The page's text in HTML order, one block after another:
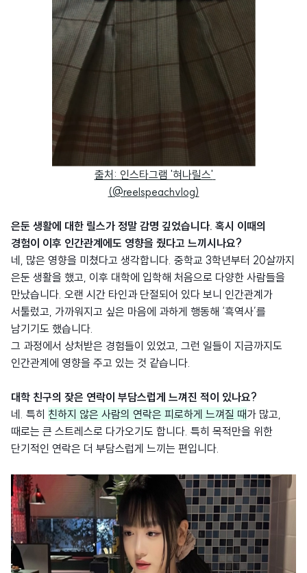
출처: 인스타그램 '혀나릴스'
(@reelspeachvlog)
은둔 생활에 대한 릴스가 정말 감명 깊었습니다. 혹시 이때의
경험이 이후 인간관계에도 영향을 줬다고 느끼시나요?
네, 많은 영향을 미쳤다고 생각합니다. 중학교 3학년부터 20살까지
은둔 생활을 했고, 이후 대학에 입학해 처음으로 다양한 사람들을
만났습니다. 오랜 시간 타인과 단절되어 있다 보니 인간관계가
서툴렀고, 가까워지고 싶은 마음에 과하게 행동해 ‘흑역사’를
남기기도 했습니다.
그 과정에서 상처받은 경험들이 있었고, 그런 일들이 지금까지도
인간관계에 영향을 주고 있는 것 같습니다.
대학 친구의 잦은 연락이 부담스럽게 느껴진 적이 있나요?
네. 특히 친하지 않은 사람의 연락은 피로하게 느껴질 때가 많고,
때로는 큰 스트레스로 다가오기도 합니다. 특히 목적만을 위한
단기적인 연락은 더 부담스럽게 느끼는 편입니다.